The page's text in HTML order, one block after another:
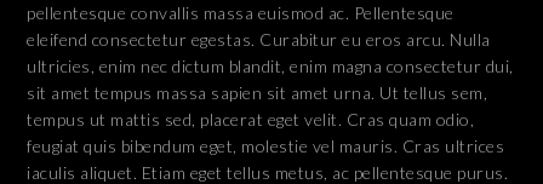
pellentesque convallis massa euismod ac. Pellentesque
eleifend consectetur egestas. Curabitur eu eros arcu. Nulla
ultricies, enim nec dictum blandit, enim magna consectetur dui,
sit amet tempus massa sapien sit amet urna. Ut tellus sem,
tempus ut mattis sed, placerat eget velit. Cras quam odio,
feugiat quis bibendum eget, molestie vel mauris. Cras ultrices
iaculis aliquet. Etiam eget tellus metus, ac pellentesque purus.